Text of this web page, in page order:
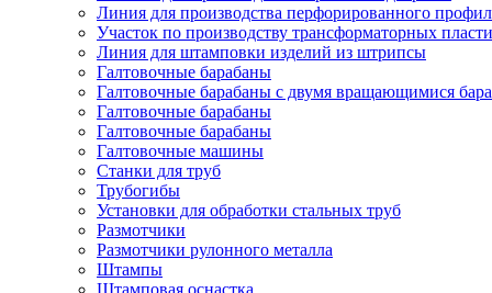
Линия для производства перфорированного
Участок по производству трансформаторных
Линия для штамповки изделий из штрипсы
Галтовочные барабаны
Галтовочные барабаны с двумя вращающимися
Галтовочные барабаны
Галтовочные барабаны
Галтовочные машины
Станки для труб
Трубогибы
Установки для обработки стальных труб
Размотчики
Размотчики рулонного металла
Штампы